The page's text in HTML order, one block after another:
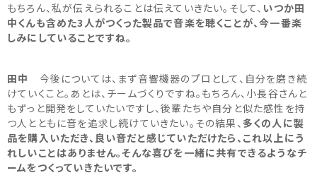
もちろん、私が伝えられることは伝えていきたい。そして、 いつか田
中くんも含めた3人がつくった製品で音楽を聴くことが、今一番楽
しみにしていることですね。
田中
今後については、まず音響機器のプロとして、自分を磨き続
けていくこと。あとは、チームづくりですね。もちろん、小長谷さんと
もずっと開発をしていたいですし、後輩たちや自分と似た感性を持
つ人とともに音を追求し続けていきたい。その結果、 多くの人に製
品を購入いただき、良い音だと感じていただけたら、これ以上にう
れしいことはありません。そんな喜びを一緒に共有できるようなチ
ームをつくっていきたいです。